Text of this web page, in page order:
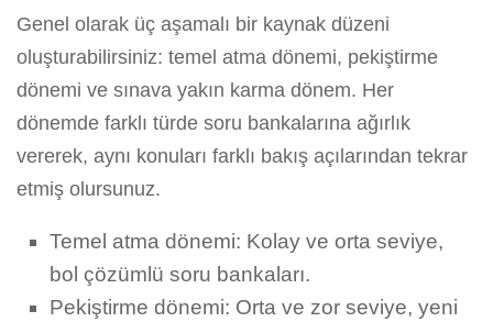
Genel olarak üç aşamalı bir kaynak düzeni
oluşturabilirsiniz: temel atma dönemi, pekiştirme
dönemi ve sınava yakın karma dönem. Her
dönemde farklı türde soru bankalarına ağırlık
vererek, aynı konuları farklı bakış açılarından tekrar
etmiş olursunuz.
Temel atma dönemi: Kolay ve orta seviye,
bol çözümlü soru bankaları.
Pekiştirme dönemi: Orta ve zor seviye, yeni